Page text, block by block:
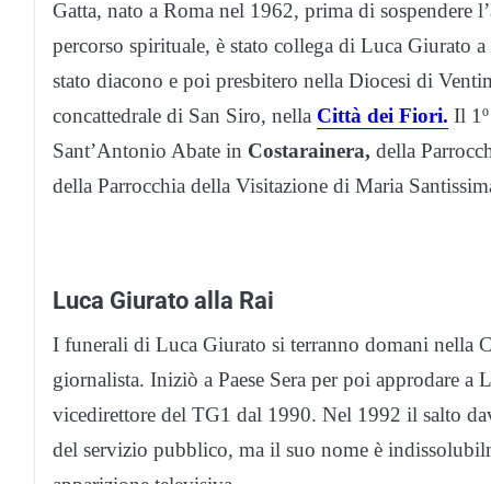
Gatta, nato a Roma nel 1962, prima di sospendere
percorso spirituale, è stato collega di Luca Giurato
stato diacono e poi presbitero nella Diocesi di
concattedrale di San Siro, nella Città dei Fiori. Il
Sant’Antonio Abate in Costarainera, della
della Parrocchia della Visitazione di Maria
Luca Giurato alla Rai
I funerali di Luca Giurato si terranno domani nella
giornalista. Iniziò a Paese Sera per poi approdare
vicedirettore del TG1 dal 1990. Nel 1992 il salto
del servizio pubblico, ma il suo nome è